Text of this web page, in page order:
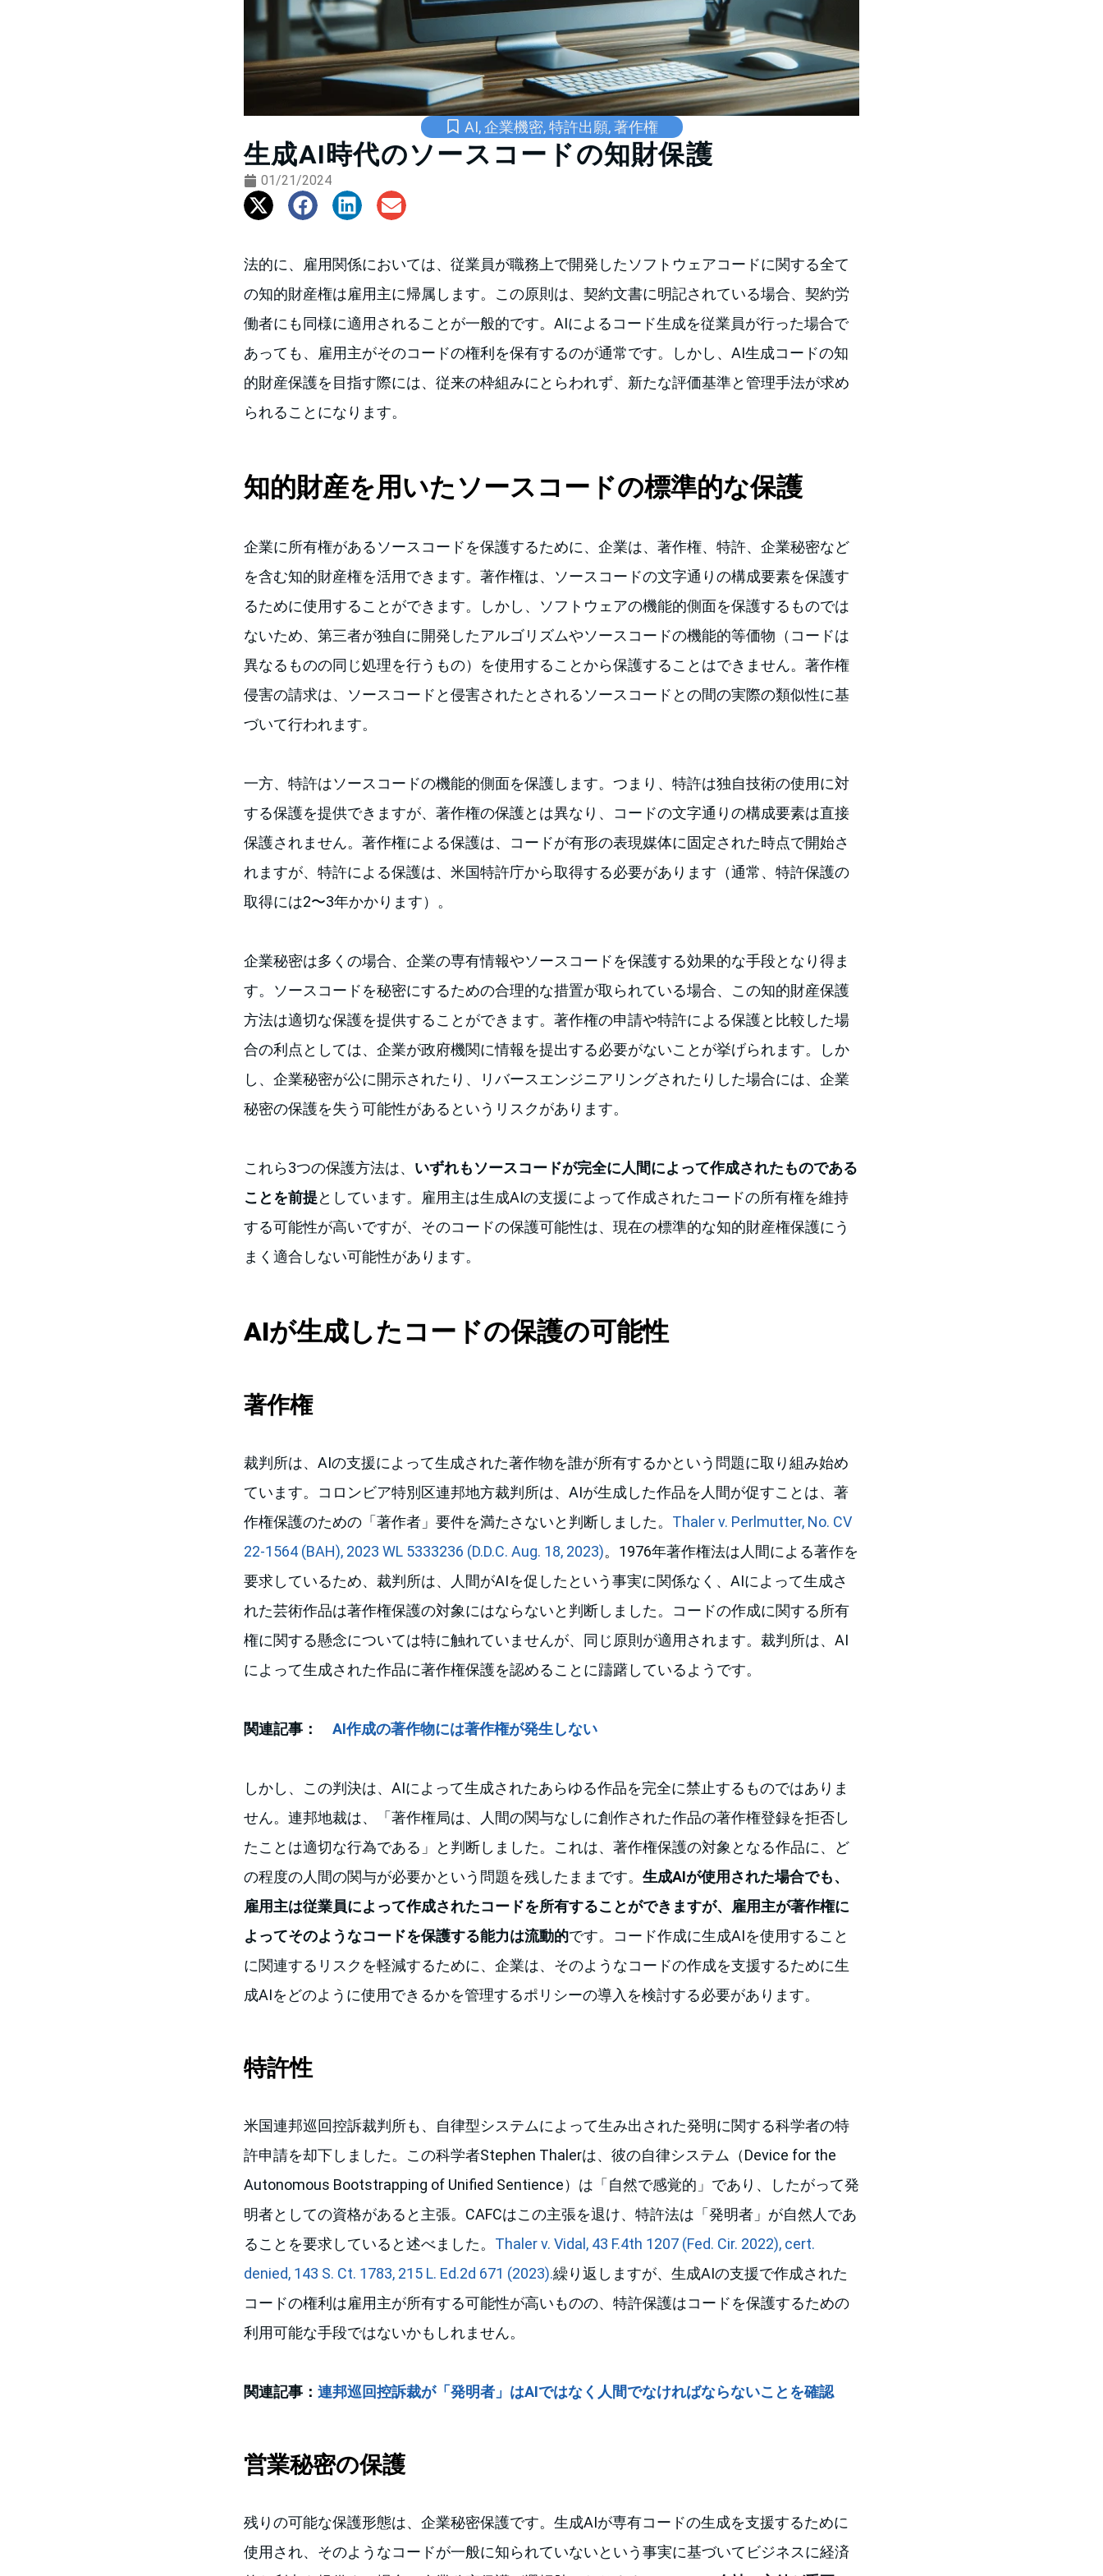
AI,企業機密,特許出願,著作権
生成AI時代のソースコードの知財保護
01/21/2024
法的に、雇用関係においては、従業員が職務上で開発したソフトウェアコードに関する全て
の知的財産権は雇用主に帰属します。この原則は、契約文書に明記されている場合、契約労
働者にも同様に適用されることが一般的です。AIによるコード生成を従業員が行った場合で
あっても、雇用主がそのコードの権利を保有するのが通常です。しかし、AI生成コードの知
的財産保護を目指す際には、従来の枠組みにとらわれず、新たな評価基準と管理手法が求め
られることになります。
知的財産を用いたソースコードの標準的な保護
企業に所有権があるソースコードを保護するために、企業は、著作権、特許、企業秘密など
を含む知的財産権を活用できます。著作権は、ソースコードの文字通りの構成要素を保護す
るために使用することができます。しかし、ソフトウェアの機能的側面を保護するものでは
ないため、第三者が独自に開発したアルゴリズムやソースコードの機能的等価物（コードは
異なるものの同じ処理を行うもの）を使用することから保護することはできません。著作権
侵害の請求は、ソースコードと侵害されたとされるソースコードとの間の実際の類似性に基
づいて行われます。
一方、特許はソースコードの機能的側面を保護します。つまり、特許は独自技術の使用に対
する保護を提供できますが、著作権の保護とは異なり、コードの文字通りの構成要素は直接
保護されません。著作権による保護は、コードが有形の表現媒体に固定された時点で開始さ
れますが、特許による保護は、米国特許庁から取得する必要があります（通常、特許保護の
取得には2〜3年かかります）。
企業秘密は多くの場合、企業の専有情報やソースコードを保護する効果的な手段となり得ま
す。ソースコードを秘密にするための合理的な措置が取られている場合、この知的財産保護
方法は適切な保護を提供することができます。著作権の申請や特許による保護と比較した場
合の利点としては、企業が政府機関に情報を提出する必要がないことが挙げられます。しか
し、企業秘密が公に開示されたり、リバースエンジニアリングされたりした場合には、企業
秘密の保護を失う可能性があるというリスクがあります。
これら3つの保護方法は、 いずれもソースコードが完全に人間によって作成されたものである
ことを前提としています。雇用主は生成AIの支援によって作成されたコードの所有権を維持
する可能性が高いですが、そのコードの保護可能性は、現在の標準的な知的財産権保護にう
まく適合しない可能性があります。
AIが生成したコードの保護の可能性
著作権
裁判所は、AIの支援によって生成された著作物を誰が所有するかという問題に取り組み始め
ています。コロンビア特別区連邦地方裁判所は、AIが生成した作品を人間が促すことは、著
作権保護のための「著作者」要件を満たさないと判断しました。 Thaler v. Perlmutter, No. CV
22-1564 (BAH), 2023 WL 5333236 (D.D.C. Aug. 18, 2023)。1976年著作権法は人間による著作を
要求しているため、裁判所は、人間がAIを促したという事実に関係なく、AIによって生成さ
れた芸術作品は著作権保護の対象にはならないと判断しました。コードの作成に関する所有
権に関する懸念については特に触れていませんが、同じ原則が適用されます。裁判所は、AI
によって生成された作品に著作権保護を認めることに躊躇しているようです。
関連記事： AI作成の著作物には著作権が発生しない
しかし、この判決は、AIによって生成されたあらゆる作品を完全に禁止するものではありま
せん。連邦地裁は、「著作権局は、人間の関与なしに創作された作品の著作権登録を拒否し
たことは適切な行為である」と判断しました。これは、著作権保護の対象となる作品に、ど
の程度の人間の関与が必要かという問題を残したままです。 生成AIが使用された場合でも、
雇用主は従業員によって作成されたコードを所有することができますが、雇用主が著作権に
よってそのようなコードを保護する能力は流動的です。コード作成に生成AIを使用すること
に関連するリスクを軽減するために、企業は、そのようなコードの作成を支援するために生
成AIをどのように使用できるかを管理するポリシーの導入を検討する必要があります。
特許性
米国連邦巡回控訴裁判所も、自律型システムによって生み出された発明に関する科学者の特
許申請を却下しました。この科学者Stephen Thalerは、彼の自律システム（Device for the
Autonomous Bootstrapping of Unified Sentience）は「自然で感覚的」であり、したがって発
明者としての資格があると主張。CAFCはこの主張を退け、特許法は「発明者」が自然人であ
ることを要求していると述べました。 Thaler v. Vidal, 43 F.4th 1207 (Fed. Cir. 2022), cert.
denied, 143 S. Ct. 1783, 215 L. Ed.2d 671 (2023).繰り返しますが、生成AIの支援で作成された
コードの権利は雇用主が所有する可能性が高いものの、特許保護はコードを保護するための
利用可能な手段ではないかもしれません。
関連記事： 連邦巡回控訴裁が「発明者」はAIではなく人間でなければならないことを確認
営業秘密の保護
残りの可能な保護形態は、企業秘密保護です。生成AIが専有コードの生成を支援するために
使用され、そのようなコードが一般に知られていないという事実に基づいてビジネスに経済